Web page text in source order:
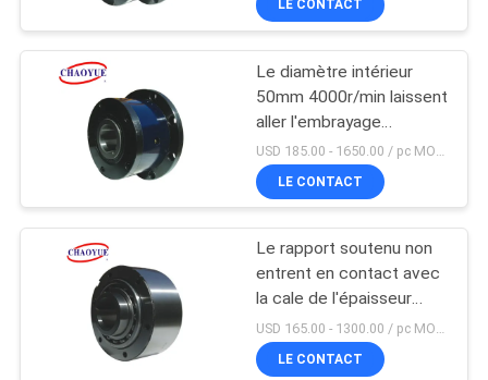
éléments
Bloc de verrou
Keyless
LE CONTACT
Le diamètre intérieur
50mm 4000r/min laissent
aller l'embrayage
soutenant CKZF-C
USD 185.00 - 1650.00 / pc MOQ:1 PC
LE CONTACT
Le rapport soutenu non
entrent en contact avec
la cale de l'épaisseur
68mm débordant
l'embrayage
USD 165.00 - 1300.00 / pc MOQ:1 PC
LE CONTACT